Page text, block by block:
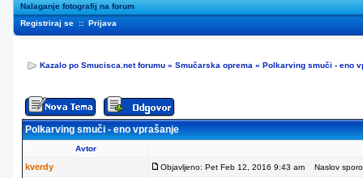
Nalaganje fotografij na forum
Registriraj se :: Prijava
Kazalo po Smucisca.net forumu » Smučarska oprema » Polkarving smuči - eno
Polkarving smuči - eno vprašanje
Avtor
kverdy Objavljeno: Pet Feb 12, 2016 9:43 am Naslov